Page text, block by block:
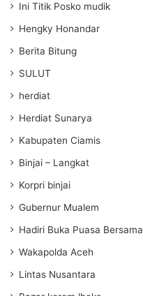
Ini Titik Posko mudik
Hengky Honandar
Berita Bitung
SULUT
herdiat
Herdiat Sunarya
Kabupaten Ciamis
Binjai – Langkat
Korpri binjai
Gubernur Mualem
Hadiri Buka Puasa Bersama
Wakapolda Aceh
Lintas Nusantara